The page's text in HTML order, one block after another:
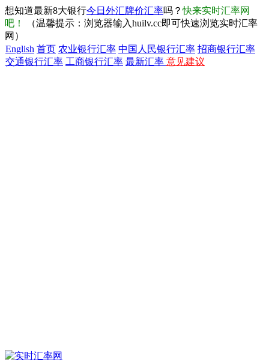
想知道最新8大银行今日外汇牌价汇率吗？快来实时汇率网
吧！
（温馨提示：浏览器输入huilv.cc即可快速浏览实时汇率
网）
English 首页 农业银行汇率 中国人民银行汇率 招商银行汇率
交通银行汇率 工商银行汇率 最新汇率 意见建议